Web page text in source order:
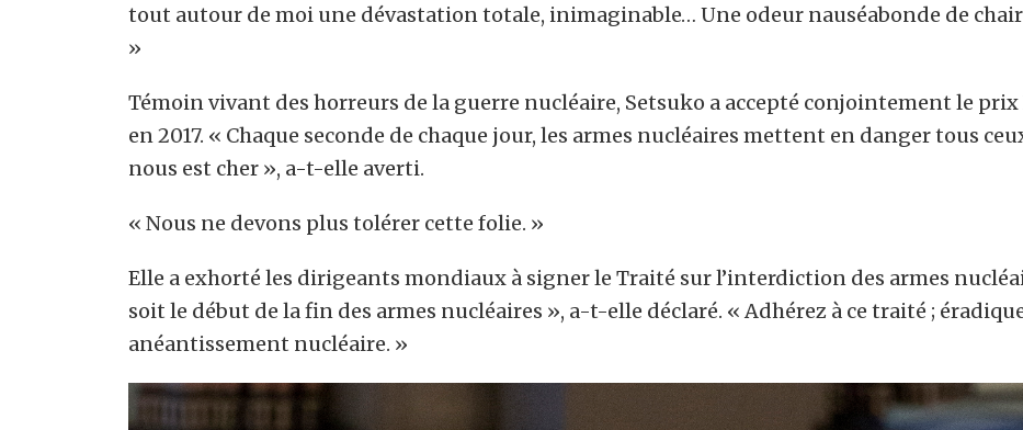
tout autour de moi une dévastation totale, inimaginable… Une odeur nauséabonde de
»
Témoin vivant des horreurs de la guerre nucléaire, Setsuko a accepté conjointement le prix
en 2017. « Chaque seconde de chaque jour, les armes nucléaires mettent en danger tous
nous est cher », a-t-elle averti.
« Nous ne devons plus tolérer cette folie. »
Elle a exhorté les dirigeants mondiaux à signer le Traité sur l’interdiction des armes
soit le début de la fin des armes nucléaires », a-t-elle déclaré. « Adhérez à ce traité ;
anéantissement nucléaire. »